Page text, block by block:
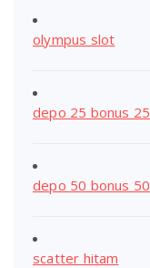
olympus slot
depo 25 bonus 25
depo 50 bonus 50
scatter hitam